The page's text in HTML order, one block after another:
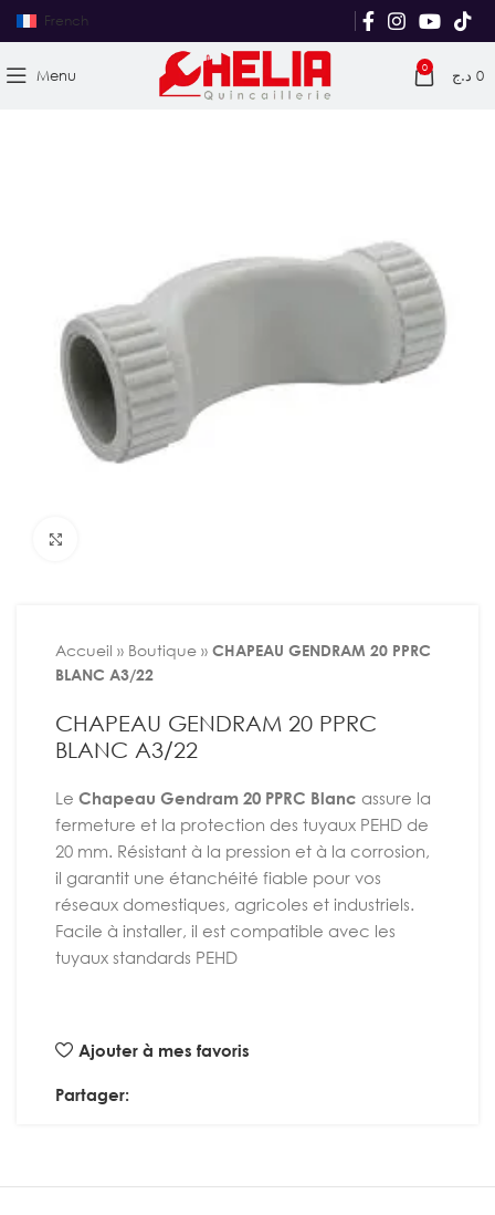
French
Menu 0 0 د.ج
Accueil » Boutique » CHAPEAU GENDRAM 20 PPRC
BLANC A3/22
CHAPEAU GENDRAM 20 PPRC
BLANC A3/22
Le Chapeau Gendram 20 PPRC Blanc assure la
fermeture et la protection des tuyaux PEHD de
20 mm. Résistant à la pression et à la corrosion,
il garantit une étanchéité fiable pour vos
réseaux domestiques, agricoles et industriels.
Facile à installer, il est compatible avec les
tuyaux standards PEHD
Ajouter à mes favoris
Partager: